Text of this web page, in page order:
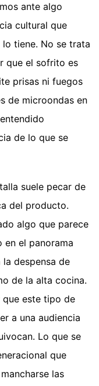
ante algo
cultural que
tiene. No se trata
que el sofrito es
prisas ni fuegos
de microondas en
de lo que se
suele pecar de
del producto.
algo que parece
en el panorama
despensa de
de la alta cocina.
este tipo de
a una audiencia
Lo que se
que
las